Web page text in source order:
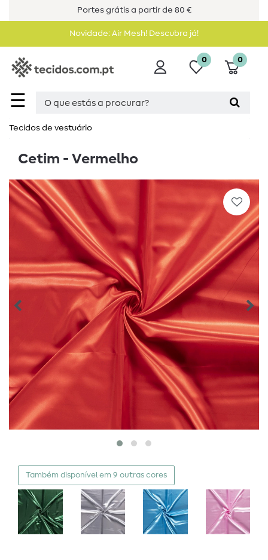
Portes grátis a partir de 80 €
Novidade: Air Mesh! Descubra já!
☰
0 0
Tecidos de vestuário
Cetim - Vermelho
Também disponível em 9 outras cores